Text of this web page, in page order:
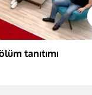
tanıtımı